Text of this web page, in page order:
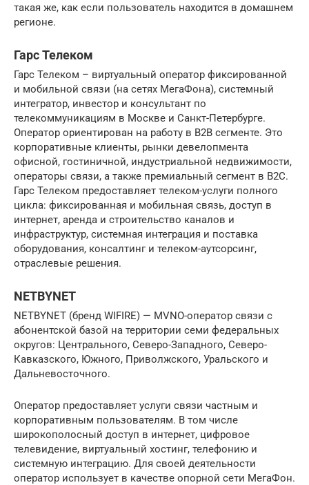
такая же, как если пользователь находится в домашнем
регионе.
Гарс Телеком
Гарс Телеком – виртуальный оператор фиксированной
и мобильной связи (на сетях МегаФона), системный
интегратор, инвестор и консультант по
телекоммуникациям в Москве и Санкт-Петербурге.
Оператор ориентирован на работу в B2B сегменте. Это
корпоративные клиенты, рынки девелопмента
офисной, гостиничной, индустриальной недвижимости,
операторы связи, а также премиальный сегмент в B2C.
Гарс Телеком предоставляет телеком-услуги полного
цикла: фиксированная и мобильная связь, доступ в
интернет, аренда и строительство каналов и
инфраструктур, системная интеграция и поставка
оборудования, консалтинг и телеком-аутсорсинг,
отраслевые решения.
NETBYNET
NETBYNET (бренд WIFIRE) — MVNO-оператор связи с
абонентской базой на территории семи федеральных
округов: Центрального, Северо-Западного, Северо-
Кавказского, Южного, Приволжского, Уральского и
Дальневосточного.
Оператор предоставляет услуги связи частным и
корпоративным пользователям. В том числе
широкополосный доступ в интернет, цифровое
телевидение, виртуальный хостинг, телефонию и
системную интеграцию. Для своей деятельности
оператор использует в качестве опорной сети МегаФон.